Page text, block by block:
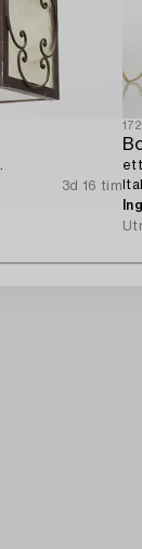
3d 16 tim
ett